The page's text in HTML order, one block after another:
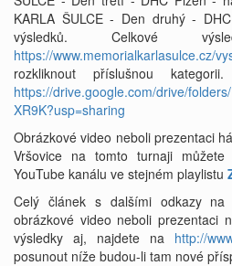
KARLA ŠULCE - Den druhý -
výsledků. Celkové
https://www.memorialkarlasulce.cz/
rozkliknout příslušnou
https://drive.google.com/drive/
XR9K?usp=sharing
Obrázkové video neboli prezentaci
Vršovice na tomto turnaji
YouTube kanálu ve stejném playlistu
Celý článek s dalšími odkazy
obrázkové video neboli prezentaci
výsledky aj, najdete na http://
posunout níže budou-li tam nové